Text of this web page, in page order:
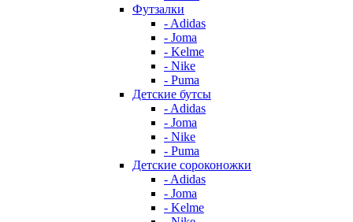
Футзалки
- Adidas
- Joma
- Kelme
- Nike
- Puma
Детские бутсы
- Adidas
- Joma
- Nike
- Puma
Детские сороконожки
- Adidas
- Joma
- Kelme